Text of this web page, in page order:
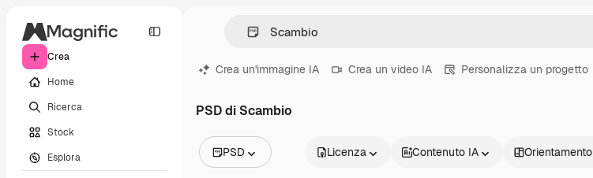
Crea
Home
Ricerca
Stock
Esplora
Crea un'immagine IA Crea un video IA Personalizza un progetto
PSD di Scambio
PSD Licenza Contenuto IA Orientamento